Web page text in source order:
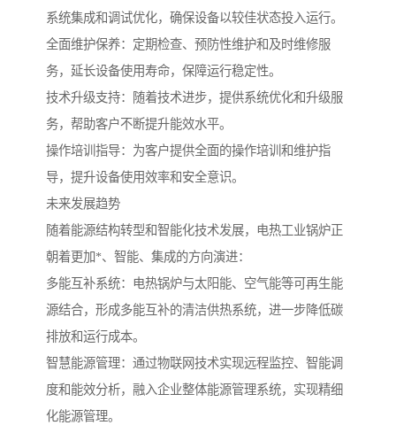
系统集成和调试优化，确保设备以较佳状态投入运行。
全面维护保养：定期检查、预防性维护和及时维修服
务，延长设备使用寿命，保障运行稳定性。
技术升级支持：随着技术进步，提供系统优化和升级服
务，帮助客户不断提升能效水平。
操作培训指导：为客户提供全面的操作培训和维护指
导，提升设备使用效率和安全意识。
未来发展趋势
随着能源结构转型和智能化技术发展，电热工业锅炉正
朝着更加*、智能、集成的方向演进：
多能互补系统：电热锅炉与太阳能、空气能等可再生能
源结合，形成多能互补的清洁供热系统，进一步降低碳
排放和运行成本。
智慧能源管理：通过物联网技术实现远程监控、智能调
度和能效分析，融入企业整体能源管理系统，实现精细
化能源管理。